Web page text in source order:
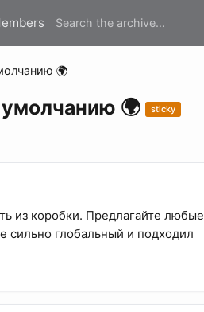
🌍
🌍 sticky
из коробки. Предлагайте любые
сильно глобальный и подходил